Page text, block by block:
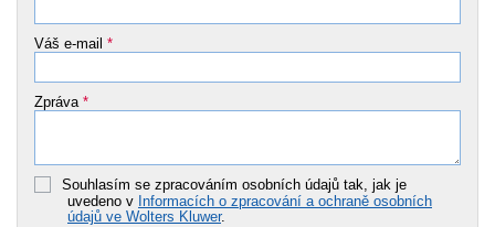
Váš e-mail *
Zpráva *
Souhlasím se zpracováním osobních údajů tak, jak je
uvedeno v Informacích o zpracování a ochraně osobních
údajů ve Wolters Kluwer.